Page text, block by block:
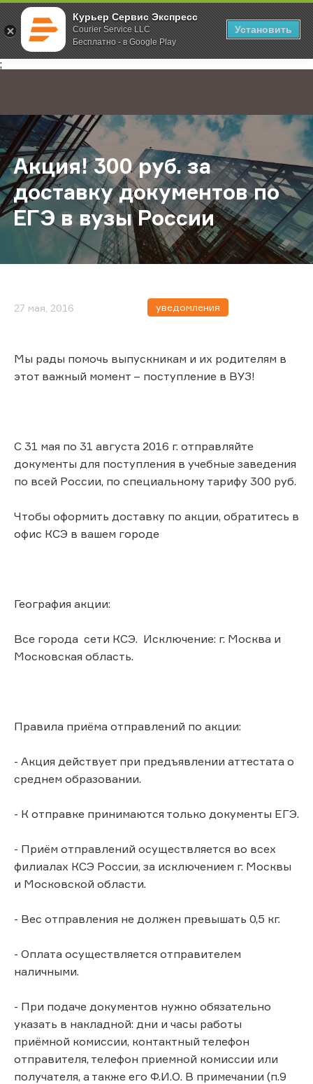
Курьер Сервис Экспресс
Courier Service LLC
Бесплатно - в Google Play
Установить
;
Главная О компании Новости Акция! 300 руб. за доставку
Акция! 300 руб. за
доставку документов по
ЕГЭ в вузы России
27 мая, 2016 уведомления
Мы рады помочь выпускникам и их родителям в
этот важный момент – поступление в ВУЗ!
С 31 мая по 31 августа 2016 г. отправляйте
документы для поступления в учебные заведения
по всей России, по специальному тарифу 300 руб.
Чтобы оформить доставку по акции, обратитесь в
офис КСЭ в вашем городе
География акции:
Все города сети КСЭ. Исключение: г. Москва и
Московская область.
Правила приёма отправлений по акции:
- Акция действует при предъявлении аттестата о
среднем образовании.
- К отправке принимаются только документы ЕГЭ.
- Приём отправлений осуществляется во всех
филиалах КСЭ России, за исключением г. Москвы
и Московской области.
- Вес отправления не должен превышать 0,5 кг.
- Оплата осуществляется отправителем
наличными.
- При подаче документов нужно обязательно
указать в накладной: дни и часы работы
приёмной комиссии, контактный телефон
отправителя, телефон приемной комиссии или
получателя, а также его Ф.И.О. В примечании (п.9